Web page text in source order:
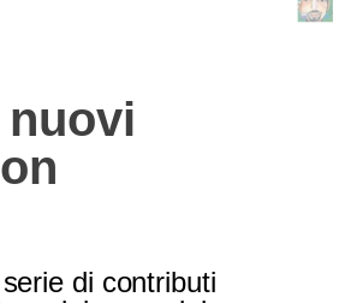
nuovi
di contributi